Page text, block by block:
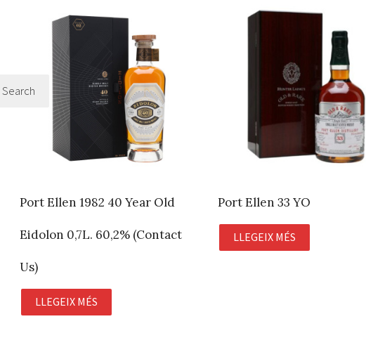
Port Ellen 1982 40 Year Old
Eidolon 0,7L. 60,2% (Contact
Us)
LLEGEIX MÉS
Port Ellen 33 YO
LLEGEIX MÉS
Search